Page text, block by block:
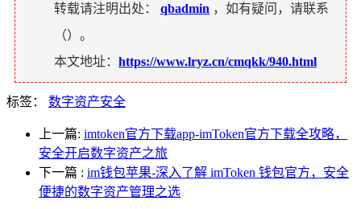
转载请注明出处： qbadmin ，如有疑问，请联系
（）。
本文地址： https://www.lryz.cn/cmqkk/940.html
标签： 数字资产安全
上一篇: imtoken官方下载app-imToken官方下载全攻略，
安全开启数字资产之旅
下一篇 : im钱包苹果-深入了解 imToken 钱包官方，安全
便捷的数字资产管理之选